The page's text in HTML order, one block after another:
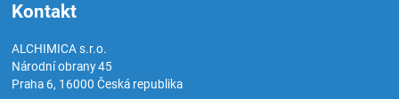
Kontakt
ALCHIMICA s.r.o.
Národní obrany 45
Praha 6, 16000Česká republika